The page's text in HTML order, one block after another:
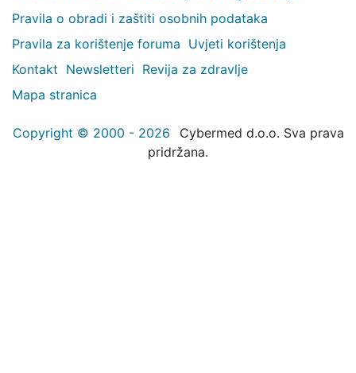
Pravila o obradi i zaštiti osobnih podataka
Pravila za korištenje foruma Uvjeti korištenja
Kontakt Newsletteri Revija za zdravlje
Mapa stranica
Copyright © 2000 - 2026
Cybermed d.o.o. Sva prava
pridržana.